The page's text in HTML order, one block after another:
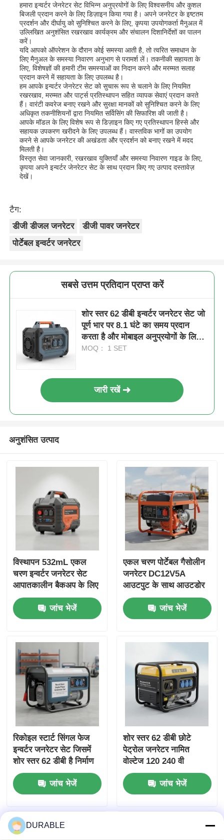
हमारा इन्वर्टर जेनरेटर सेट विभिन्न अनुप्रयोगों के लिए विश्वसनीय और कुशल
बिजली प्रदान करने के लिए डिज़ाइन किया गया है। अपने जनरेटर के इष्टतम
प्रदर्शन और दीर्घायु को सुनिश्चित करने के लिए, कृपया उपयोगकर्ता मैनुअल में
उल्लिखित अनुशंसित रखरखाव कार्यक्रम और संचालन दिशानिर्देशों का पालन
करें।
यदि आपको ऑपरेशन के दौरान कोई समस्या आती है, तो त्वरित समाधान के
लिए मैनुअल के समस्या निवारण अनुभाग से परामर्श लें। तकनीकी सहायता के
लिए, विशेषज्ञों की हमारी टीम समस्याओं का निदान करने और मरम्मत सलाह
प्रदान करने में सहायता के लिए उपलब्ध है।
हम आपके इन्वर्टर जेनरेटर सेट को सुचारू रूप से चलाने के लिए नियमित
रखरखाव, मरम्मत और पार्ट्स प्रतिस्थापन सहित व्यापक सेवाएं प्रदान करते
हैं। वारंटी कवरेज बनाए रखने और सुरक्षा मानकों को सुनिश्चित करने के लिए
अधिकृत तकनीशियनों द्वारा नियमित सर्विसिंग की सिफारिश की जाती है।
आपके मॉडल के लिए विशेष रूप से डिज़ाइन किए गए प्रतिस्थापन हिस्से और
सहायक उपकरण खरीदने के लिए उपलब्ध हैं। वास्तविक भागों का उपयोग
करने से आपके जनरेटर की अखंडता और प्रदर्शन को बनाए रखने में मदद
मिलती है।
विस्तृत सेवा जानकारी, रखरखाव युक्तियाँ और समस्या निवारण गाइड के लिए,
कृपया अपने इन्वर्टर जेनरेटर सेट के साथ प्रदान किए गए उत्पाद दस्तावेज़
देखें।
टैग:
डीजी डीजल जनरेटर
डीजी पावर जनरेटर
पोर्टेबल इन्वर्टर जनरेटर
सबसे उत्तम प्रतिदान प्राप्त करें
शोर स्तर 62 डीबी इन्वर्टर जनरेटर सेट जो
पूर्ण भार पर 8.1 घंटे का समय प्रदान
करता है और मोबाइल अनुप्रयोगों के लिए
डीसी 12 वी 5 ए बिजली की आपूर्ति
MOQ： 1 SET
जारी रखें
अनुशंसित उत्पाद
विस्थापन 532mL एकल
चरण इन्वर्टर जनरेटर सेट
आपातकालीन बैकअप के लिए
USB चार्जर DC5V1A
ऊर्जा स्रोत के साथ
जांच भेजें
एकल चरण पोर्टेबल गैसोलीन
जनरेटर DC12V5A
आउटपुट के साथ आउटडोर
कार्यस्थलों और आपातकालीन
बिजली बैकअप के लिए आदर्श
जांच भेजें
रिकोइल स्टार्ट सिंगल फेज
इन्वर्टर जनरेटर सेट जिसमें
शोर स्तर 62 डीबी है निर्माण
और आपातकालीन बिजली के
लिए आदर्श जांच भेजें
शोर स्तर 62 डीबी छोटे
पेट्रोल जनरेटर नामित
वोल्टेज 120 240 वी
आउटडोर घटनाओं और
आपात स्थितियों के लिए ऊर्जा
स्रोत
जांच भेजें
DURABLE